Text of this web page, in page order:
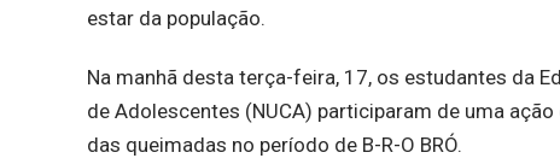
estar da população.
Na manhã desta terça-feira, 17, os estudantes da
de Adolescentes (NUCA) participaram de uma
das queimadas no período de B-R-O BRÓ.